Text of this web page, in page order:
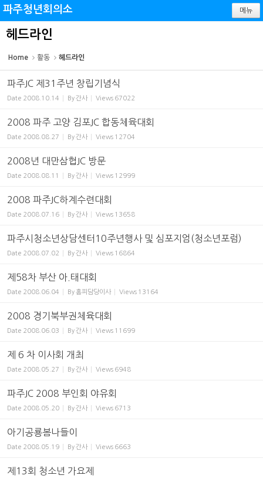
파주청년회의소 메뉴
헤드라인
Home 활동 헤드라인
파주JC 제31주년 창립기념식
Date 2008.10.14 By간사 Views 67022
2008 파주 고양 김포JC 합동체육대회
Date 2008.08.27 By간사 Views 12704
2008년 대만삼협JC 방문
Date 2008.08.11 By간사 Views 12999
2008 파주JC하계수련대회
Date 2008.07.16 By간사 Views 13658
파주시청소년상담센터10주년행사 및 심포지엄(청소년포럼)
Date 2008.07.02 By간사 Views 16864
제58차 부산 아.태대회
Date 2008.06.04 By 홈피담당이사 Views 13164
2008 경기북부권체육대회
Date 2008.06.03 By간사 Views 11699
제 6 차 이사회 개최
Date 2008.05.27 By간사 Views 6948
파주JC 2008 부인회 야유회
Date 2008.05.20 By간사 Views 6713
아기공룡봄나들이
Date 2008.05.19 By간사 Views 6663
제13회 청소년 가요제